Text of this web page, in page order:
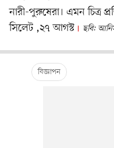
নারী-পুরুষেরা। এমন চিত্র
সিলেট ,২৭ আগস্ট
ছবি: